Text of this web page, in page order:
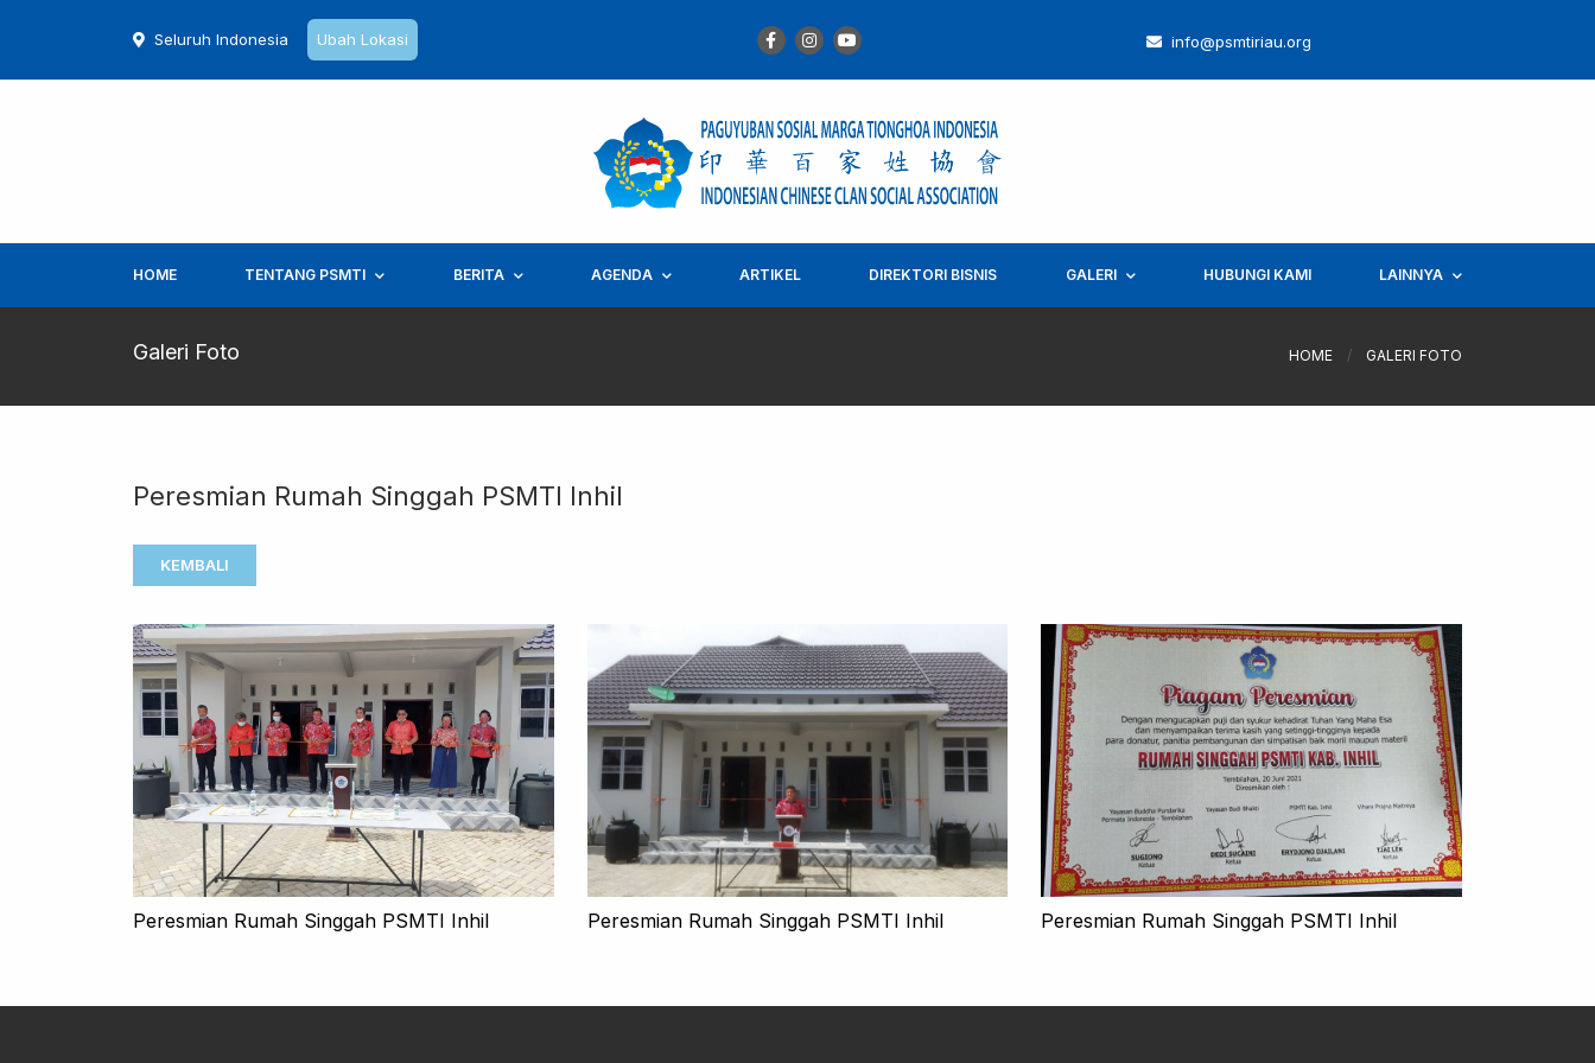
Seluruh Indonesia Ubah Lokasi info@psmtiriau.org
HOME TENTANG PSMTI BERITA AGENDA ARTIKEL DIREKTORI BISNIS GALERI HUBUNGI KAMI LAINNYA
Galeri Foto HOME / GALERI FOTO
Peresmian Rumah Singgah PSMTI Inhil
KEMBALI
Peresmian Rumah Singgah PSMTI Inhil Peresmian Rumah Singgah PSMTI Inhil Peresmian Rumah Singgah PSMTI Inhil